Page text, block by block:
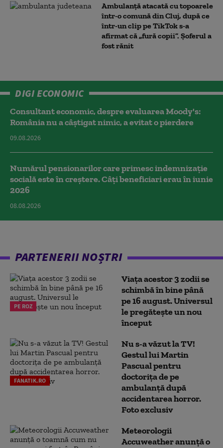
Ambulanţă atacată cu topoarele
într-o comună din Cluj, după ce
într-un clip pe TikTok s-a
afirmat că „fură copii”. Șoferul a
fost rănit
DIGI ECONOMIC
Consultant economic, despre evaluarea Moody's:
România nu a câştigat nimic, a evitat o pierdere
09.08.2026
Numărul pensionarilor care primesc indemnizaţie
socială este în creștere. Câți beneficiari erau în iunie
2026
08.08.2026
PARTENERII NOȘTRI
PE ROZ
Viața acestor 3 zodii se
schimbă în bine până
pe 16 august. Universul
le pregătește un nou
început
FANATIK.RO
Nu s-a văzut la TV!
Gestul lui Martin
Pascual pentru
doctoriţa de pe
ambulanţă după
accidentarea horror.
Foto exclusiv
Meteorologii
Accuweather anunță o